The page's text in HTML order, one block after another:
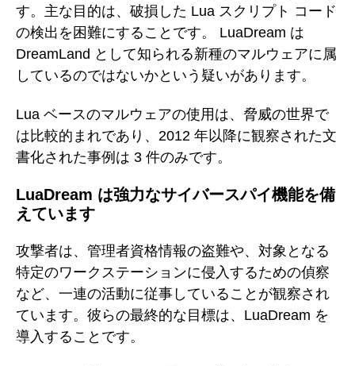
す。主な目的は、破損した Lua スクリプト コード
の検出を困難にすることです。 LuaDream は
DreamLand として知られる新種のマルウェアに属
しているのではないかという疑いがあります。
Lua ベースのマルウェアの使用は、脅威の世界で
は比較的まれであり、2012 年以降に観察された文
書化された事例は 3 件のみです。
LuaDream は強力なサイバースパイ機能を備
えています
攻撃者は、管理者資格情報の盗難や、対象となる
特定のワークステーションに侵入するための偵察
など、一連の活動に従事していることが観察され
ています。彼らの最終的な目標は、LuaDream を
導入することです。